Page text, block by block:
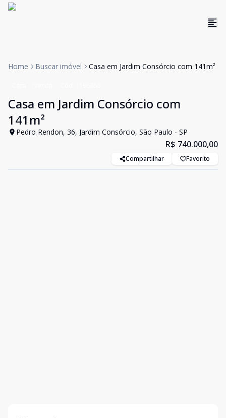
Home Buscar imóvel Casa em Jardim Consórcio com 141m²
Casa em Jardim Consórcio com
141m²
Pedro Rendon, 36, Jardim Consórcio, São Paulo - SP
R$ 740.000,00
Compartilhar Favorito